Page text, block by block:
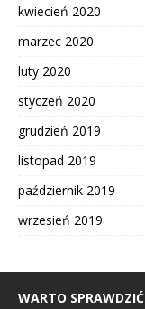
kwiecień 2020
marzec 2020
luty 2020
styczeń 2020
grudzień 2019
listopad 2019
październik 2019
wrzesień 2019
WARTO SPRAWDZIĆ